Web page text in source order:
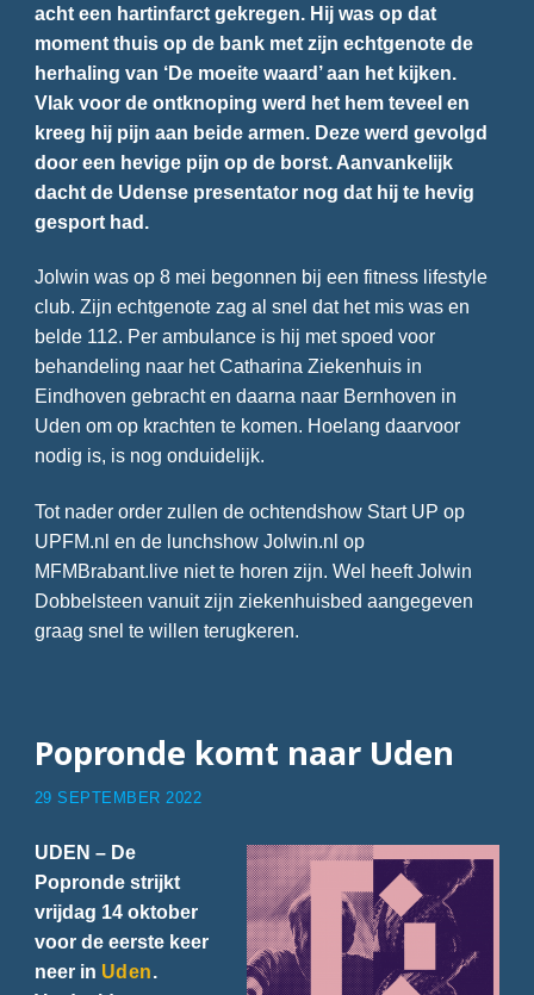
acht een hartinfarct gekregen. Hij was op dat
moment thuis op de bank met zijn echtgenote de
herhaling van ‘De moeite waard’ aan het kijken.
Vlak voor de ontknoping werd het hem teveel en
kreeg hij pijn aan beide armen. Deze werd gevolgd
door een hevige pijn op de borst. Aanvankelijk
dacht de Udense presentator nog dat hij te hevig
gesport had.
Jolwin was op 8 mei begonnen bij een fitness lifestyle
club. Zijn echtgenote zag al snel dat het mis was en
belde 112. Per ambulance is hij met spoed voor
behandeling naar het Catharina Ziekenhuis in
Eindhoven gebracht en daarna naar Bernhoven in
Uden om op krachten te komen. Hoelang daarvoor
nodig is, is nog onduidelijk.
Tot nader order zullen de ochtendshow Start UP op
UPFM.nl en de lunchshow Jolwin.nl op
MFMBrabant.live niet te horen zijn. Wel heeft Jolwin
Dobbelsteen vanuit zijn ziekenhuisbed aangegeven
graag snel te willen terugkeren.
Popronde komt naar Uden
29 SEPTEMBER 2022
UDEN – De
Popronde strijkt
vrijdag 14 oktober
voor de eerste keer
neer in Uden.